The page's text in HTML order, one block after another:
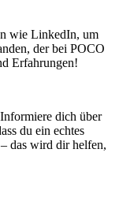
wie LinkedIn, um
der bei POCO
Erfahrungen!
dich über
du ein echtes
das wird dir helfen,